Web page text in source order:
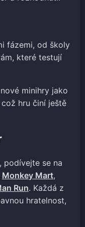
fázemi, od školy
které testují
minihry jako
což hru činí ještě
podívejte se na
Monkey Mart,
Run. Každá z
hratelnost,